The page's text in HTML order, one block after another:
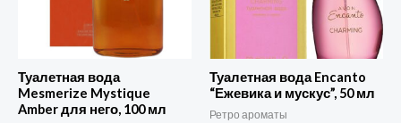
Туалетная вода
Mesmerize Mystique
Amber для него, 100 мл
Туалетная вода Encanto
“Ежевика и мускус”, 50 мл
Ретро ароматы